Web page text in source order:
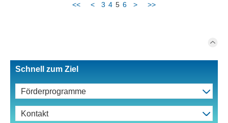
<< < 3 4 5 6 > >>
Schnell zum Ziel
Förderprogramme
Kontakt